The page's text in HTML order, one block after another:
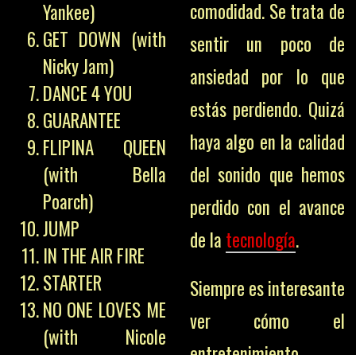
Yankee)
GET DOWN (with
Nicky Jam)
DANCE 4 YOU
GUARANTEE
FLIPINA QUEEN
(with Bella
Poarch)
JUMP
IN THE AIR FIRE
STARTER
NO ONE LOVES ME
(with Nicole
comodidad. Se trata de
sentir un poco de
ansiedad por lo que
estás perdiendo. Quizá
haya algo en la calidad
del sonido que hemos
perdido con el avance
de la tecnología.
Siempre es interesante
ver cómo el